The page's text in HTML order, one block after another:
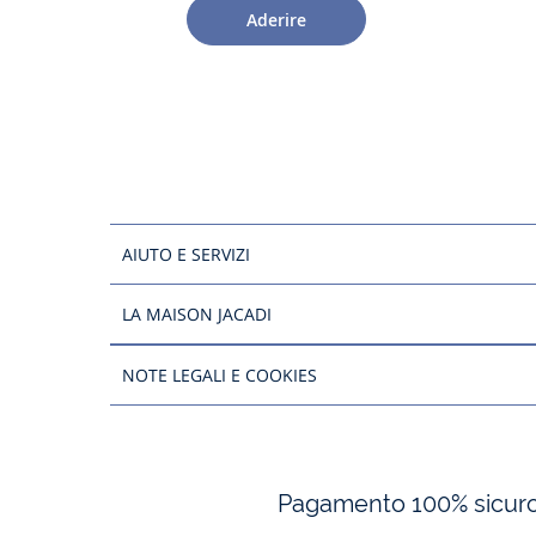
Aderire
AIUTO E SERVIZI
LA MAISON JACADI
NOTE LEGALI E COOKIES
Pagamento 100%